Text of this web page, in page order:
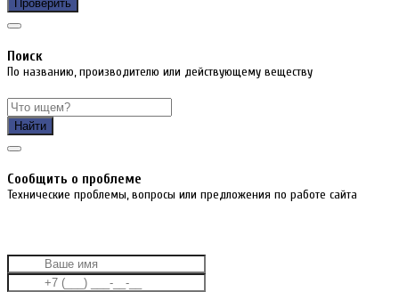
Проверить
Поиск
По названию, производителю или действующему веществу
Найти
Cообщить о проблеме
Технические проблемы, вопросы или предложения по работе сайта